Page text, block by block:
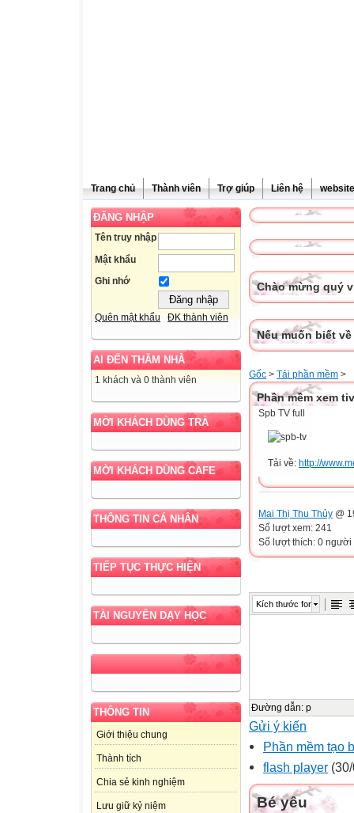
Trang chủ Thành viên Trợ giúp Liên hệ
ĐĂNG NHẬP
Tên truy nhập
Mật khẩu
Ghi nhớ
Quên mật khẩu ĐK thành viên
AI ĐẾN THĂM NHÀ
1 khách và 0 thành viên
MỜI KHÁCH DÙNG TRÀ
MỜI KHÁCH DÙNG CAFE
THÔNG TIN CÁ NHÂN
TIẾP TỤC THỰC HIỆN
TÀI NGUYÊN DẠY HỌC
THÔNG TIN
Giới thiệu chung
Thành tích
Chia sẻ kinh nghiệm
Lưu giữ kỷ niệm
Chào mừng quý
Nếu muốn biết
Gốc > Tải phần mềm >
Phần mềm xem
Spb TV full
Tải về: http://
Mai Thị Thu Thủy @
Số lượt xem: 241
Số lượt thích: 0 người
Kích thước font
Đường dẫn: p
Gửi ý kiến
Phần mềm tạo
flash player
Bé yêu